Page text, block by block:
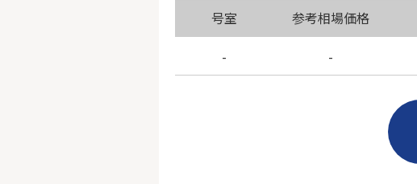
号室 参考相場価格
-
-